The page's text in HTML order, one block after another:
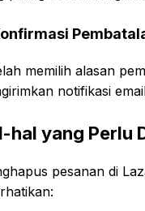
memilih alasan
notifikasi
hal yang Perlu
pesanan di